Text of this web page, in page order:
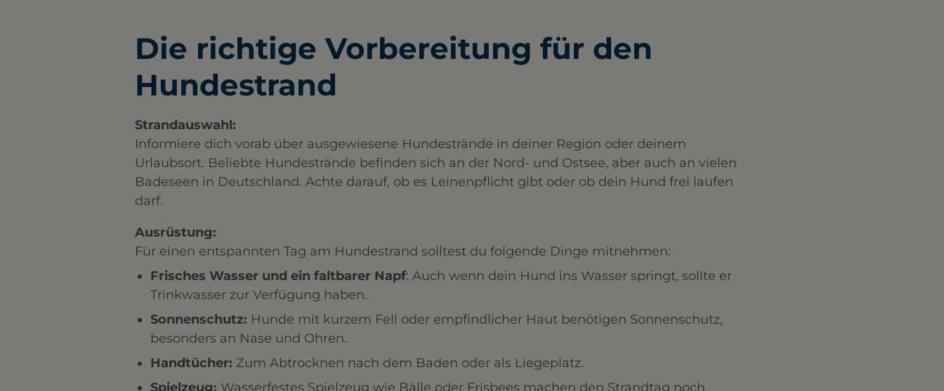
Die richtige Vorbereitung für den
Hundestrand
Strandauswahl:
Informiere dich vorab über ausgewiesene Hundestrände in deiner Region oder deinem
Urlaubsort. Beliebte Hundestrände befinden sich an der Nord- und Ostsee, aber auch an vielen
Badeseen in Deutschland. Achte darauf, ob es Leinenpflicht gibt oder ob dein Hund frei laufen
darf.
Ausrüstung:
Für einen entspannten Tag am Hundestrand solltest du folgende Dinge mitnehmen:
Frisches Wasser und ein faltbarer Napf: Auch wenn dein Hund ins Wasser springt, sollte er
Trinkwasser zur Verfügung haben.
Sonnenschutz: Hunde mit kurzem Fell oder empfindlicher Haut benötigen Sonnenschutz,
besonders an Nase und Ohren.
Handtücher: Zum Abtrocknen nach dem Baden oder als Liegeplatz.
Spielzeug: Wasserfestes Spielzeug wie Bälle oder Frisbees machen den Strandtag noch